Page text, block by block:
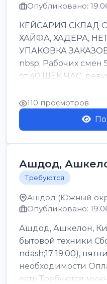
Опубликовано:
КЕЙСАРИЯ СКЛАД
ХАЙФА, ХАДЕРА,
УПАКОВКА ЗАКАЗОВ
nbsp; Рабочих смен
от 40 ШЕК ЧАС,
БОНУСЫ 1500 ШЕК ...
110 просмотров
Ашдод,
Требуются
Ашдод (Южный
Опубликовано:
Ашдод, Ашкелон,
бытовой техники
ndash;17 19.00),
необходимости
есть Требуются